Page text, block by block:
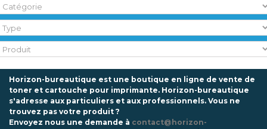
Horizon-bureautique est une boutique en ligne de vente de
toner et cartouche pour imprimante. Horizon-bureautique
s'adresse aux particuliers et aux professionnels. Vous ne
trouvez pas votre produit ?
Envoyez nous une demande à contact@horizon-